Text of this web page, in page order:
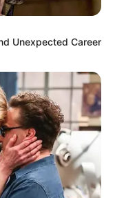
como
para o dia
Unexpected Career